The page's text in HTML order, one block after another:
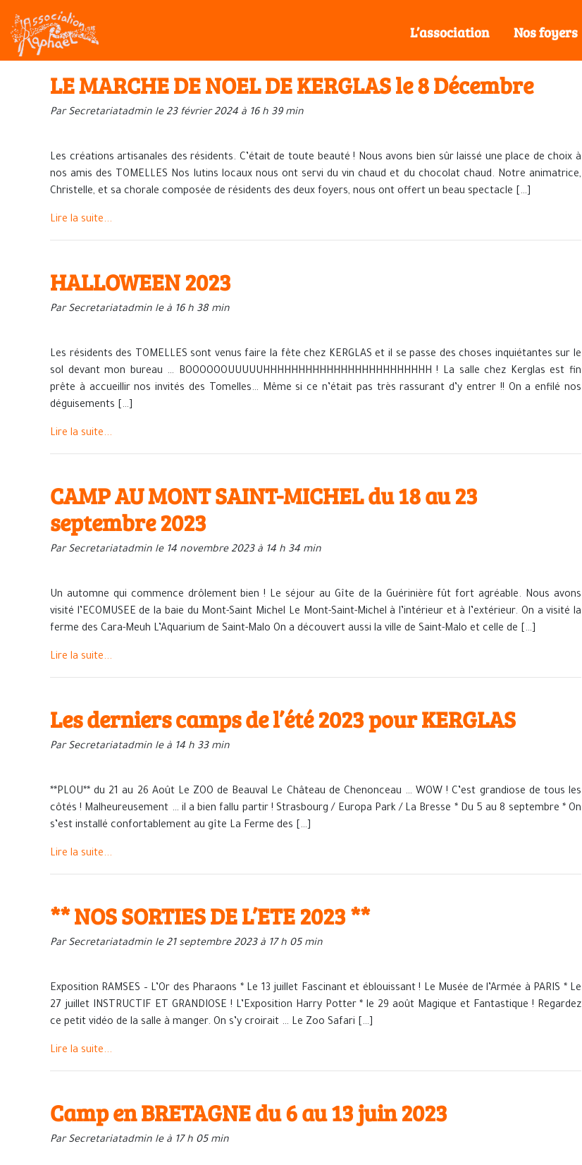
L’association Nos foyers
LE MARCHE DE NOEL DE KERGLAS le 8 Décembre
Par Secretariatadmin le 23 février 2024 à 16 h 39 min
Les créations artisanales des résidents. C’était de toute beauté ! Nous avons bien sûr laissé une place de choix à
nos amis des TOMELLES Nos lutins locaux nous ont servi du vin chaud et du chocolat chaud. Notre animatrice,
Christelle, et sa chorale composée de résidents des deux foyers, nous ont offert un beau spectacle […]
Lire la suite...
HALLOWEEN 2023
Par Secretariatadmin le à 16 h 38 min
Les résidents des TOMELLES sont venus faire la fête chez KERGLAS et il se passe des choses inquiétantes sur le
sol devant mon bureau … BOOOOOOUUUUUHHHHHHHHHHHHHHHHHHHHHHHH ! La salle chez Kerglas est fin
prête à accueillir nos invités des Tomelles… Même si ce n’était pas très rassurant d’y entrer !! On a enfilé nos
déguisements […]
Lire la suite...
CAMP AU MONT SAINT-MICHEL du 18 au 23
septembre 2023
Par Secretariatadmin le 14 novembre 2023 à 14 h 34 min
Un automne qui commence drôlement bien ! Le séjour au Gîte de la Guérinière fût fort agréable. Nous avons
visité l’ECOMUSEE de la baie du Mont-Saint Michel Le Mont-Saint-Michel à l’intérieur et à l’extérieur. On a visité la
ferme des Cara-Meuh L’Aquarium de Saint-Malo On a découvert aussi la ville de Saint-Malo et celle de […]
Lire la suite...
Les derniers camps de l’été 2023 pour KERGLAS
Par Secretariatadmin le à 14 h 33 min
**PLOU** du 21 au 26 Août Le ZOO de Beauval Le Château de Chenonceau … WOW ! C’est grandiose de tous les
côtés ! Malheureusement … il a bien fallu partir ! Strasbourg / Europa Park / La Bresse * Du 5 au 8 septembre * On
s’est installé confortablement au gîte La Ferme des […]
Lire la suite...
** NOS SORTIES DE L’ETE 2023 **
Par Secretariatadmin le 21 septembre 2023 à 17 h 05 min
Exposition RAMSES – L’Or des Pharaons * Le 13 juillet Fascinant et éblouissant ! Le Musée de l’Armée à PARIS * Le
27 juillet INSTRUCTIF ET GRANDIOSE ! L’Exposition Harry Potter * le 29 août Magique et Fantastique ! Regardez
ce petit vidéo de la salle à manger. On s’y croirait … Le Zoo Safari […]
Lire la suite...
Camp en BRETAGNE du 6 au 13 juin 2023
Par Secretariatadmin le à 17 h 05 min